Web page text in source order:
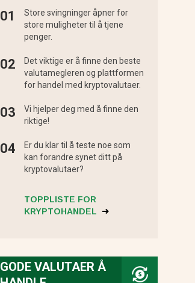
Store svingninger åpner for
store muligheter til å tjene
penger.
Det viktige er å finne den beste
valutamegleren og plattformen
for handel med kryptovalutaer.
Vi hjelper deg med å finne den
riktige!
Er du klar til å teste noe som
kan forandre synet ditt på
kryptovalutaer?
TOPPLISTE FOR
KRYPTOHANDEL
GODE VALUTAER Å